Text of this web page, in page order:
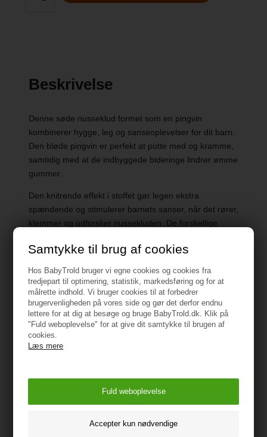
Samtykke til brug af cookies
Hos BabyTrold bruger vi egne cookies og cookies fra
tredjepart til optimering, statistik, markedsføring og for at
målrette indhold. Vi bruger cookies til at forbedrer
brugervenligheden på vores side og gør det derfor endnu
lettere for at dig at besøge og bruge BabyTrold.dk. Klik på
"Fuld weboplevelse" for at give dit samtykke til brugen af
cookies.
Læs mere
Beskrivelse
Denne søde nusseklud formet som en pingvin
kombinerer hygge, leg og sanseoplevelser for dit barn.
Den bløde pingvin er perfekt at putte med og kramme,
samtidig med at de indbyggede bideringe lindrer ømme
gummer.
Den knitrende effekt i stoffet gør legen ekstra
spændende og stimulerer barnets sanser, når det rører,
klemmer og udforsker nussekluden. De forskellige
stimulering, hvilket hjælper med barnets tidlige
En alsidig og elskelig nusseklud, der bliver en tryg ven
og samtidig giver underholdning og sanseudvikling
under leg.
Specifikationer
Anbefalet alder: +0 måneder